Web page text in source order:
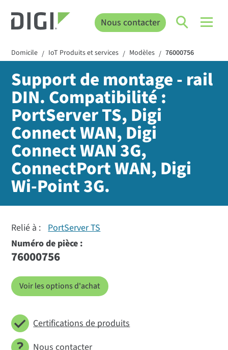
Nous contacter
Domicile / IoT Produits et services / Modèles / 76000756
Support de montage - rail
DIN. Compatibilité :
PortServer TS, Digi
Connect WAN, Digi
Connect WAN 3G,
ConnectPort WAN, Digi
Wi-Point 3G.
Relié à : PortServer TS
Numéro de pièce :
76000756
Voir les options d'achat
Certifications de produits
Nous contacter